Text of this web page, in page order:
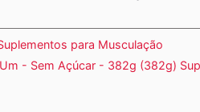
para Musculação
- Sem Açúcar - 382g (382g)